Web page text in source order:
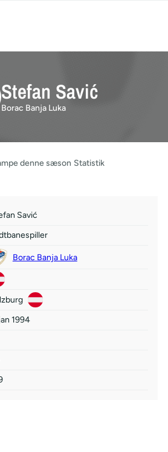
Stefan Savić
Borac Banja Luka
denne sæson Statistik
Savić
Borac Banja Luka
1994